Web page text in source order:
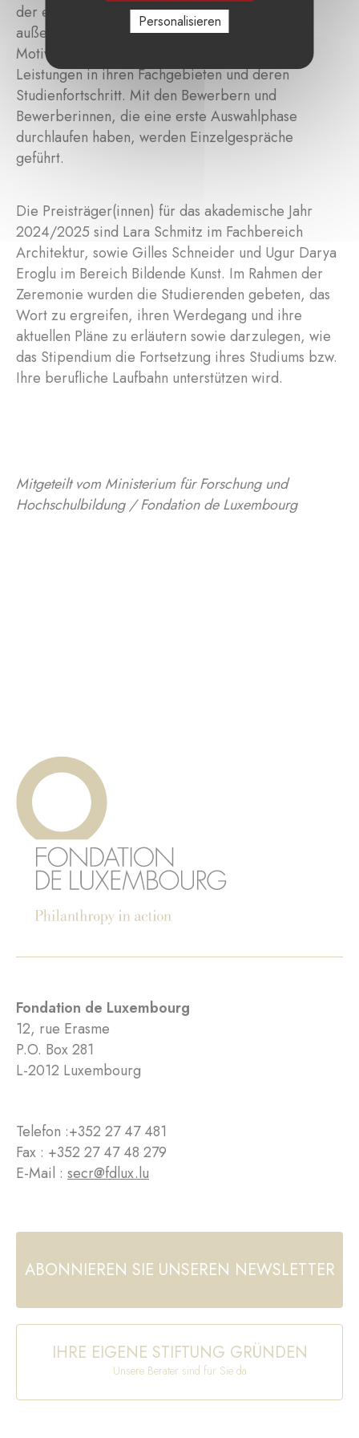
der eingereichten Portfolios, der
außerlehrplanmäßigen Aktivitäten und der
Motivation der Bewerber, den akademischen
Leistungen in ihren Fachgebieten und deren
Studienfortschritt. Mit den Bewerbern und
Bewerberinnen, die eine erste Auswahlphase
durchlaufen haben, werden Einzelgespräche
geführt.
Die Preisträger(innen) für das akademische Jahr
2024/2025 sind Lara Schmitz im Fachbereich
Architektur, sowie Gilles Schneider und Ugur Darya
Eroglu im Bereich Bildende Kunst. Im Rahmen der
Zeremonie wurden die Studierenden gebeten, das
Wort zu ergreifen, ihren Werdegang und ihre
aktuellen Pläne zu erläutern sowie darzulegen, wie
das Stipendium die Fortsetzung ihres Studiums bzw.
Ihre berufliche Laufbahn unterstützen wird.
Mitgeteilt vom Ministerium für Forschung und
Hochschulbildung / Fondation de Luxembourg
Fondation de Luxembourg
12, rue Erasme
P.O. Box 281
L-2012 Luxembourg
Telefon :+352 27 47 481
Fax : +352 27 47 48 279
E-Mail : secr@fdlux.lu
ABONNIEREN SIE UNSEREN NEWSLETTER
IHRE EIGENE STIFTUNG GRÜNDEN
Unsere Berater sind für Sie da
Personalisieren